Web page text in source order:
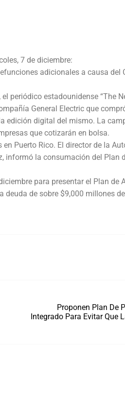
7 de diciembre:
adicionales a causa del
periódico estadounidense “The
General Electric que
edición digital del mismo. La
que cotizarán en bolsa.
Puerto Rico. El director de la
informó la consumación del Plan
para presentar el Plan de
de sobre $9,000 millones de
Proponen Plan De
Integrado Para Evitar Que